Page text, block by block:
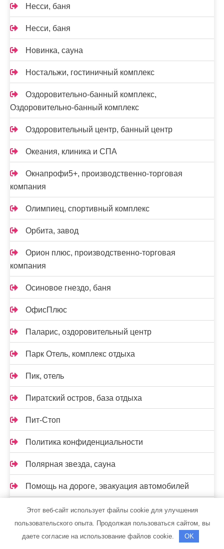
Несси, баня
Несси, баня
Новинка, сауна
Ностальжи, гостиничный комплекс
Оздоровительно-банный комплекс,
Оздоровительно-банный комплекс
Оздоровительный центр, банный центр
Океания, клиника и СПА
Окнапрофи5+, производственно-торговая
компания
Олимпиец, спортивный комплекс
Орбита, завод
Орион плюс, производственно-торговая
компания
Осиновое гнездо, баня
ОфисПлюс
Паларис, оздоровительный центр
Парк Отель, комплекс отдыха
Пик, отель
Пиратский остров, база отдыха
Пит-Стоп
Политика конфиденциальности
Полярная звезда, сауна
Помощь на дороге, эвакуация автомобилей
Посуда центр
Этот веб-сайт использует файлы cookie для улучшения
пользовательского опыта. Продолжая пользоваться сайтом, вы
даете согласие на использование файлов cookie.
OK